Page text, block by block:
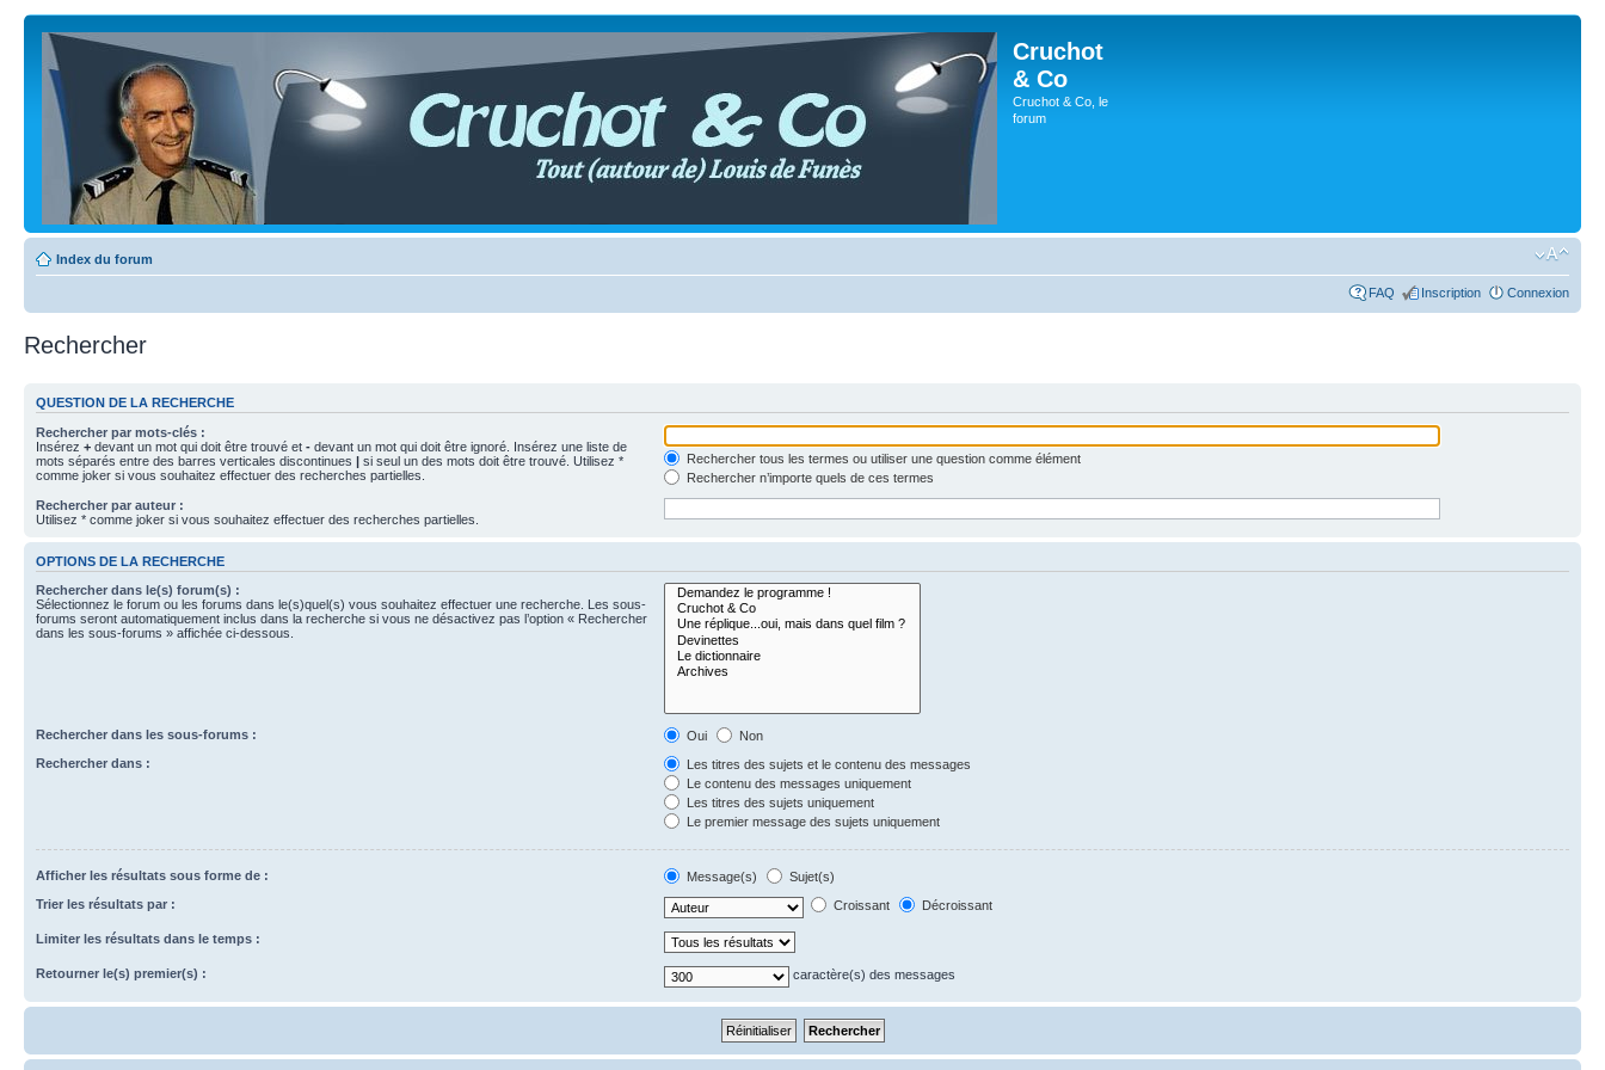
Cruchot
& Co
Cruchot & Co, le
forum
Index du forum
FAQ Inscription Connexion
Rechercher
QUESTION DE LA RECHERCHE
Rechercher par mots-clés :
Insérez + devant un mot qui doit être trouvé et - devant un mot qui doit être ignoré. Insérez une liste de
mots séparés entre des barres verticales discontinues | si seul un des mots doit être trouvé. Utilisez *
comme joker si vous souhaitez effectuer des recherches partielles.
Rechercher tous les termes ou utiliser une question comme élément
Rechercher n’importe quels de ces termes
Rechercher par auteur :
Utilisez * comme joker si vous souhaitez effectuer des recherches partielles.
OPTIONS DE LA RECHERCHE
Rechercher dans le(s) forum(s) :
Sélectionnez le forum ou les forums dans le(s)quel(s) vous souhaitez effectuer une recherche. Les sous-
forums seront automatiquement inclus dans la recherche si vous ne désactivez pas l’option « Rechercher
dans les sous-forums » affichée ci-dessous.
Rechercher dans les sous-forums : Oui
Non
Rechercher dans :
Les titres des sujets et le contenu des messages
Le contenu des messages uniquement
Les titres des sujets uniquement
Le premier message des sujets uniquement
Afficher les résultats sous forme de : Message(s)
Sujet(s)
Trier les résultats par :
Croissant Décroissant
Limiter les résultats dans le temps :
Retourner le(s) premier(s) : caractère(s) des messages